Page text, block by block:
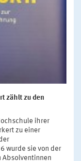
zählt zu den
ihrer
zu einer
wurde sie von der
Absolventinnen